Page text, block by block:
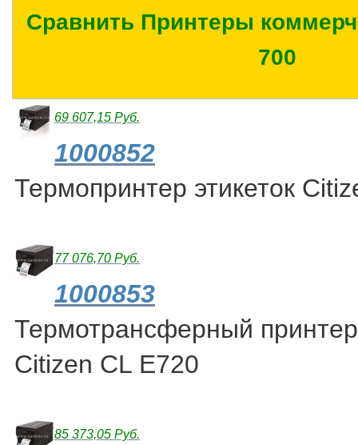
Сравнить Принтеры
700
69 607,15 Руб.
1000852
Термопринтер этикеток
77 076,70 Руб.
1000853
Термотрансферный принтер
Citizen CL E720
85 373,05 Руб.